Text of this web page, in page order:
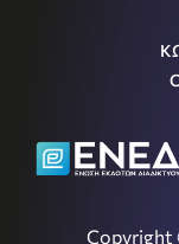
Copyright